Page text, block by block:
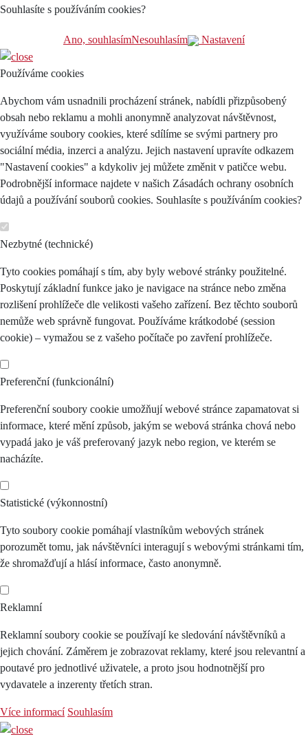
Souhlasíte s používáním cookies?
Ano, souhlasímNesouhlasím Nastavení
Používáme cookies
Abychom vám usnadnili procházení stránek, nabídli přizpůsobený
obsah nebo reklamu a mohli anonymně analyzovat návštěvnost,
využíváme soubory cookies, které sdílíme se svými partnery pro
sociální média, inzerci a analýzu. Jejich nastavení upravíte odkazem
"Nastavení cookies" a kdykoliv jej můžete změnit v patičce webu.
Podrobnější informace najdete v našich Zásadách ochrany osobních
údajů a používání souborů cookies. Souhlasíte s používáním cookies?
Nezbytné (technické)
Tyto cookies pomáhají s tím, aby byly webové stránky použitelné.
Poskytují základní funkce jako je navigace na stránce nebo změna
rozlišení prohlížeče dle velikosti vašeho zařízení. Bez těchto souborů
nemůže web správně fungovat. Používáme krátkodobé (session
cookie) – vymažou se z vašeho počítače po zavření prohlížeče.
Preferenční (funkcionální)
Preferenční soubory cookie umožňují webové stránce zapamatovat si
informace, které mění způsob, jakým se webová stránka chová nebo
vypadá jako je váš preferovaný jazyk nebo region, ve kterém se
nacházíte.
Statistické (výkonnostní)
Tyto soubory cookie pomáhají vlastníkům webových stránek
porozumět tomu, jak návštěvníci interagují s webovými stránkami tím,
že shromažďují a hlásí informace, často anonymně.
Reklamní
Reklamní soubory cookie se používají ke sledování návštěvníků a
jejich chování. Záměrem je zobrazovat reklamy, které jsou relevantní a
poutavé pro jednotlivé uživatele, a proto jsou hodnotnější pro
vydavatele a inzerenty třetích stran.
Více informací Souhlasím